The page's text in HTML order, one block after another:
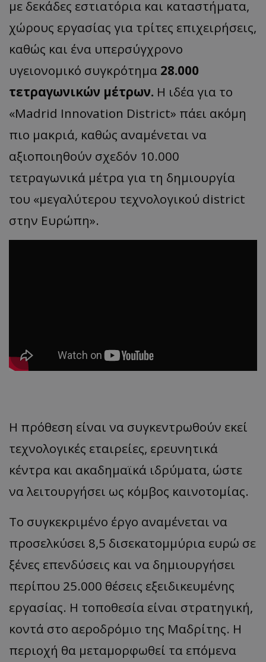
με δεκάδες εστιατόρια και καταστήματα,
χώρους εργασίας για τρίτες επιχειρήσεις,
καθώς και ένα υπερσύγχρονο
υγειονομικό συγκρότημα 28.000
τετραγωνικών μέτρων. Η ιδέα για το
«Madrid Innovation District» πάει ακόμη
πιο μακριά, καθώς αναμένεται να
αξιοποιηθούν σχεδόν 10.000
τετραγωνικά μέτρα για τη δημιουργία
του «μεγαλύτερου τεχνολογικού district
στην Ευρώπη».
Η πρόθεση είναι να συγκεντρωθούν εκεί
τεχνολογικές εταιρείες, ερευνητικά
κέντρα και ακαδημαϊκά ιδρύματα, ώστε
να λειτουργήσει ως κόμβος καινοτομίας.
Το συγκεκριμένο έργο αναμένεται να
προσελκύσει 8,5 δισεκατομμύρια ευρώ σε
ξένες επενδύσεις και να δημιουργήσει
περίπου 25.000 θέσεις εξειδικευμένης
εργασίας. Η τοποθεσία είναι στρατηγική,
κοντά στο αεροδρόμιο της Μαδρίτης. Η
περιοχή θα μεταμορφωθεί τα επόμενα